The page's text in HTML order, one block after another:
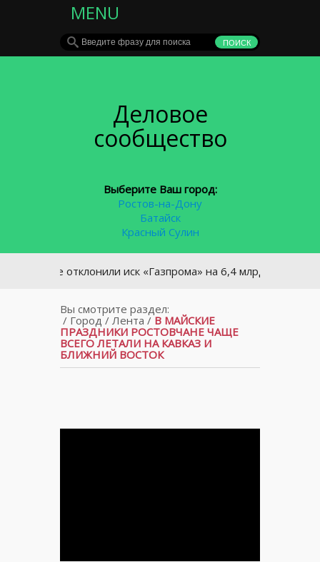
MENU
Деловое
сообщество
Выберите Ваш город:
Ростов-на-Дону
Батайск
Красный Сулин
отклонили иск «Газпрома» на 6,4 млрд долларов
Вы смотрите раздел:
/ Город/ Лента / В МАЙСКИЕ
ПРАЗДНИКИ РОСТОВЧАНЕ ЧАЩЕ
ВСЕГО ЛЕТАЛИ НА КАВКАЗ И
БЛИЖНИЙ ВОСТОК